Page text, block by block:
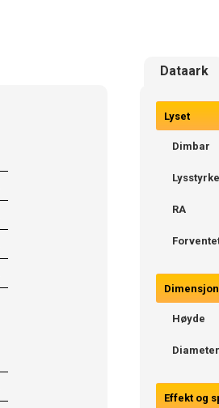
Dataark
Lyset
Dimbar
Lysstyrke
RA
Høyde
Diameter
Effekt og